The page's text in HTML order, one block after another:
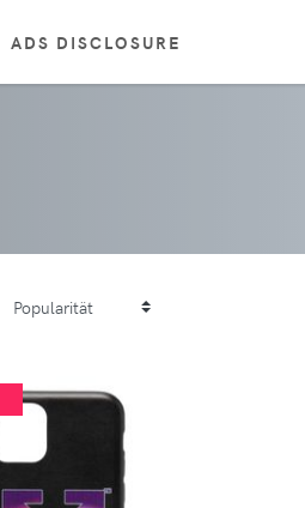
ADS DISCLOSURE